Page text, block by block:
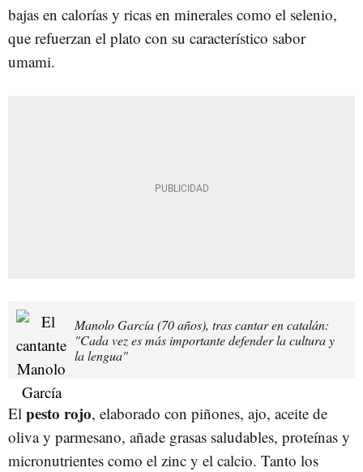
bajas en calorías y ricas en minerales como el selenio,
que refuerzan el plato con su característico sabor
umami.
Manolo García (70 años), tras cantar en catalán:
"Cada vez es más importante defender la cultura y
la lengua"
El pesto rojo, elaborado con piñones, ajo, aceite de
oliva y parmesano, añade grasas saludables, proteínas y
micronutrientes como el zinc y el calcio. Tanto los